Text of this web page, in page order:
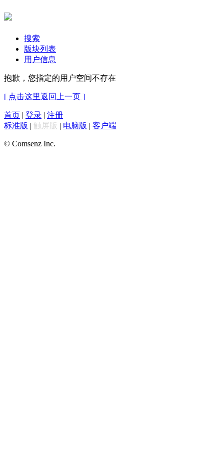
搜索
版块列表
用户信息
抱歉，您指定的用户空间不存在
[ 点击这里返回上一页 ]
首页 | 登录 | 注册
标准版 | 触屏版 | 电脑版 | 客户端
© Comsenz Inc.